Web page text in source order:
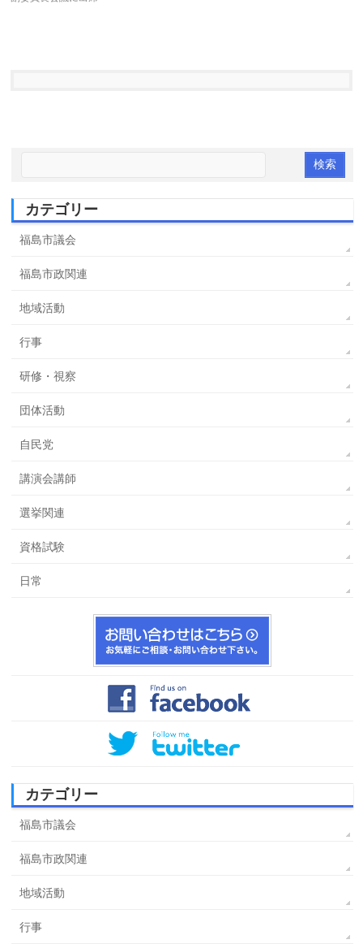
カテゴリー
福島市議会
福島市政関連
地域活動
行事
研修・視察
団体活動
自民党
講演会講師
選挙関連
資格試験
日常
カテゴリー
福島市議会
福島市政関連
地域活動
行事